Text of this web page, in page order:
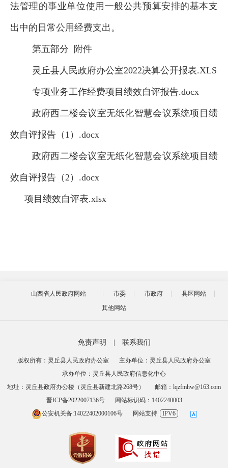
法管理的事业单位使用一般公共预算安排的基本支
出中的日常公用经费支出。
第五部分 附件
灵丘县人民政府办公室2022决算公开报表.XLS
专项业务工作经费项目绩效自评报告.docx
政府西二楼会议室无纸化智慧会议系统项目绩
效自评报告（1）.docx
政府西二楼会议室无纸化智慧会议系统项目绩
效自评报告（2）.docx
项目绩效自评表.xlsx
山西省人民政府网站 市委 市政府
县区网站
其他网站
免责声明 联系我们
版权所有：灵丘县人民政府办公室
主办单位：灵丘县人民政府办公室
承办单位：灵丘县人民政府信息化中心
地址：灵丘县政府办公楼（灵丘县新建北路268号）
邮箱：lqzfmhw@163.com
晋ICP备2022007136号
网站标识码：1402240003
公安机关备:14022402000106号
网站支持 IPV6